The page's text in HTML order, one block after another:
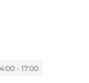
- 17:00